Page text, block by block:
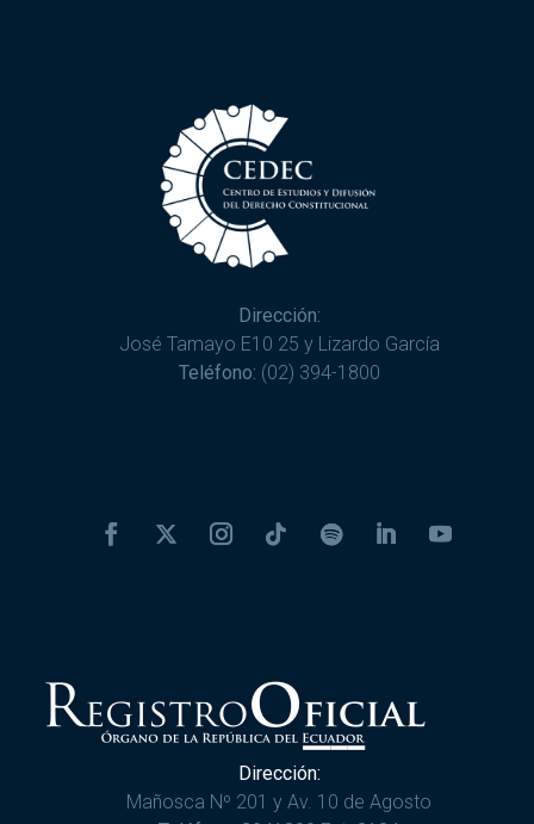
Dirección:
José Tamayo E10 25 y Lizardo García
Teléfono: (02) 394-1800
Dirección:
Mañosca Nº 201 y Av. 10 de Agosto